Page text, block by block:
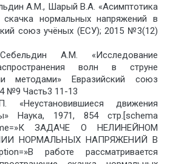
А.М., Шарый В.А. «Асимптотика
скачка нормальных напряжений в
союз учёных (ЕСУ); 2015 №3(12)
А.М. «Исследование
волн в струне
методами» Евразийский союз
№9 Часть3 11-13
«Неустановившиеся движения
Наука, 1971, 854 стр.[schema
ЗАДАЧЕ О НЕЛИНЕЙНОМ
НОРМАЛЬНЫХ НАПРЯЖЕНИЙ В
работе рассматривается